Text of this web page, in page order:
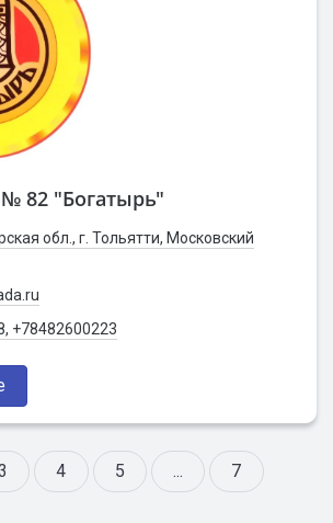
82 "Богатырь"
обл., г. Тольятти, Московский
+78482600223
4 5 ...
7